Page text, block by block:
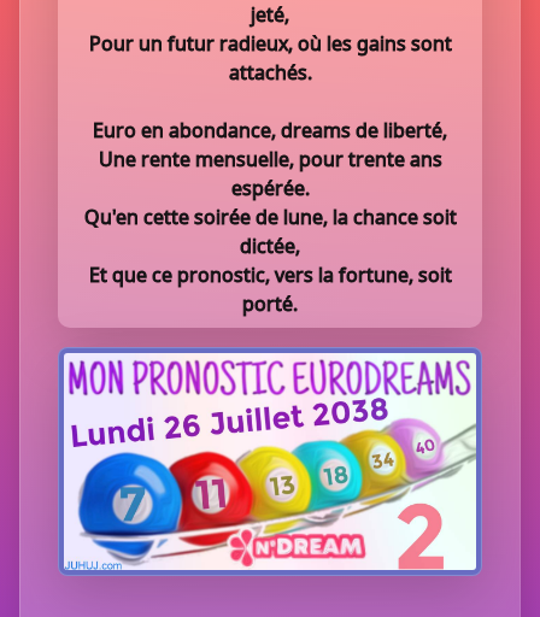
jeté,
Pour un futur radieux, où les gains sont
attachés.
Euro en abondance, dreams de liberté,
Une rente mensuelle, pour trente ans
espérée.
Qu'en cette soirée de lune, la chance soit
dictée,
Et que ce pronostic, vers la fortune, soit
porté.